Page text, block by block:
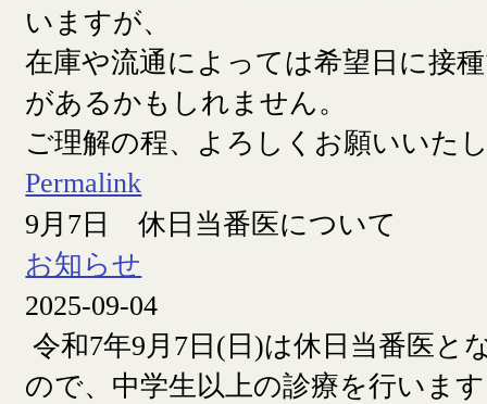
いますが、
在庫や流通によっては希望日に接
があるかもしれません。
ご理解の程、よろしくお願いいた
Permalink
9月7日 休日当番医について
お知らせ
2025-09-04
令和7年9月7日(日)は休日当番医と
ので、中学生以上の診療を行います